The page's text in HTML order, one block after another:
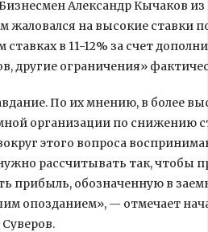
Александр Кычаков
на высокие ставки
ставках в 11-12% за счет
другие ограничения»
По их мнению, в более
организации по снижению
этого вопроса
рассчитывать так,
прибыль, обозначенную в
опозданием», — отмечает